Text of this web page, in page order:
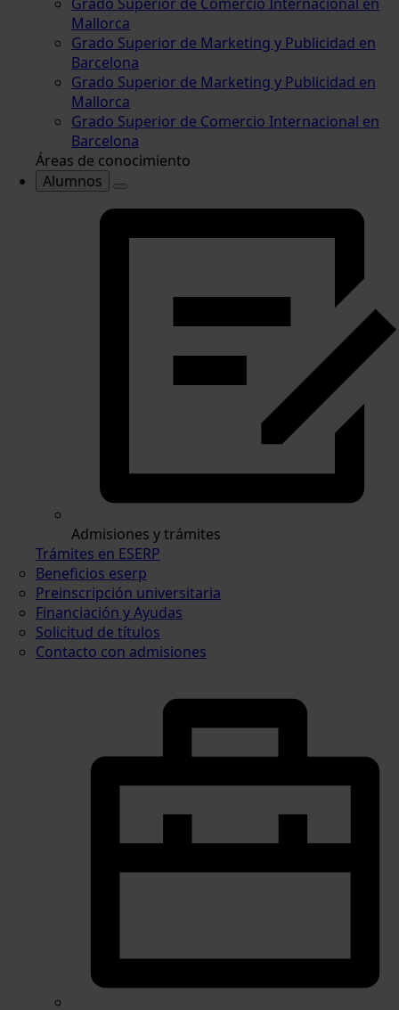
Mallorca
Grado Superior de Marketing y Publicidad en
Barcelona
Grado Superior de Marketing y Publicidad en
Mallorca
Grado Superior de Comercio Internacional en
Barcelona
Áreas de conocimiento
Alumnos
Admisiones y trámites
Trámites en ESERP
Beneficios eserp
Preinscripción universitaria
Financiación y Ayudas
Solicitud de títulos
Contacto con admisiones